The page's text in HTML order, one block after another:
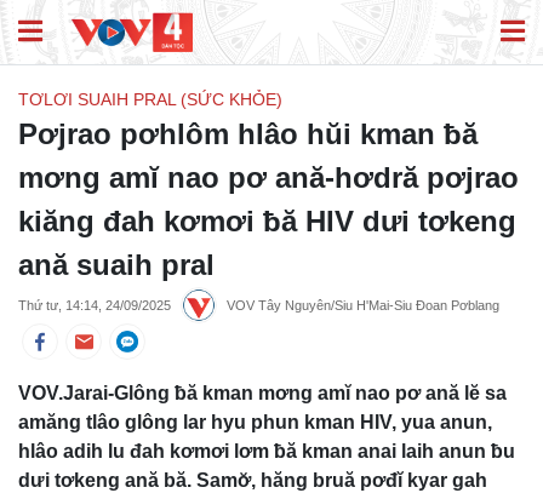
TƠLƠI SUAIH PRAL (SỨC KHỎE)
Pơjrao pơhlôm hlâo hŭi kman ƀă
mơng amĭ nao pơ ană-hơdră pơjrao
kiăng đah kơmơi ƀă HIV dưi tơkeng
ană suaih pral
Thứ tư, 14:14, 24/09/2025 VOV Tây Nguyên/Siu H'Mai-Siu Đoan Pơblang
VOV.Jarai-Glông ƀă kman mơng amĭ nao pơ ană lĕ sa
amăng tlâo glông lar hyu phun kman HIV, yua anun,
hlâo adih lu đah kơmơi lơm ƀă kman anai laih anun ƀu
dưi tơkeng ană bă. Samơ̆, hăng bruă pơđĭ kyar gah